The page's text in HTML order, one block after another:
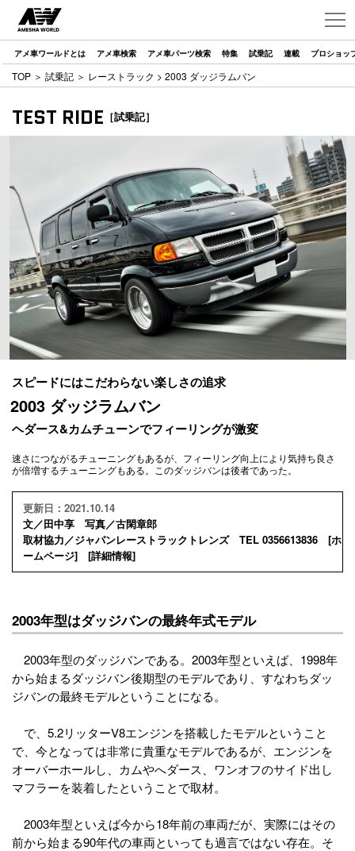
アメ車ワールドとは アメ車検索 アメ車パーツ検索 特集 試乗記 連載 プロショッ
TOP ＞ 試乗記 ＞ レーストラック > 2003 ダッジラムバン
TEST RIDE ［試乗記］
スピードにはこだわらない楽しさの追求
2003 ダッジラムバン
ヘダース&カムチューンでフィーリングが激変
速さにつながるチューニングもあるが、フィーリング向上により気持ち良さ
が倍増するチューニングもある。このダッジバンは後者であった。
更新日：2021.10.14
文／田中享 写真／古閑章郎
取材協力／ジャパンレーストラックトレンズ TEL 0356613836 [ホ
ームページ] [詳細情報]
2003年型はダッジバンの最終年式モデル
2003年型のダッジバンである。2003年型といえば、1998年
から始まるダッジバン後期型のモデルであり、すなわちダッ
ジバンの最終モデルということになる。
で、5.2リッターV8エンジンを搭載したモデルということ
で、今となっては非常に貴重なモデルであるが、エンジンを
オーバーホールし、カムやへダース、ワンオフのサイド出し
マフラーを装着したということで取材。
2003年型といえば今から18年前の車両だが、実際にはその
前から始まる90年代の車両といっても過言ではない存在。そ